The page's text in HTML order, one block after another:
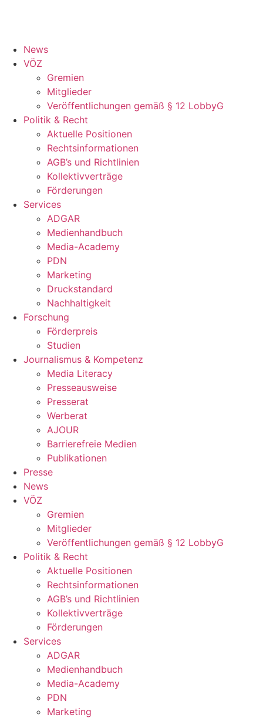
News
VÖZ
Gremien
Mitglieder
Veröffentlichungen gemäß § 12 LobbyG
Politik & Recht
Aktuelle Positionen
Rechtsinformationen
AGB’s und Richtlinien
Kollektivverträge
Förderungen
Services
ADGAR
Medienhandbuch
Media-Academy
PDN
Marketing
Druckstandard
Nachhaltigkeit
Forschung
Förderpreis
Studien
Journalismus & Kompetenz
Media Literacy
Presseausweise
Presserat
Werberat
AJOUR
Barrierefreie Medien
Publikationen
Presse
News
VÖZ
Gremien
Mitglieder
Veröffentlichungen gemäß § 12 LobbyG
Politik & Recht
Aktuelle Positionen
Rechtsinformationen
AGB’s und Richtlinien
Kollektivverträge
Förderungen
Services
ADGAR
Medienhandbuch
Media-Academy
PDN
Marketing